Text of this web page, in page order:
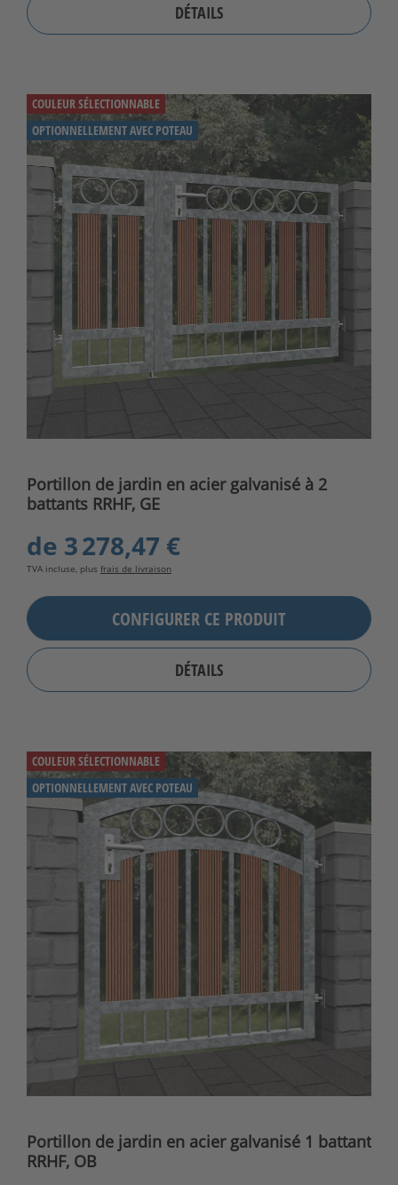
DÉTAILS
COULEUR SÉLECTIONNABLE
OPTIONNELLEMENT AVEC POTEAU
Portillon de jardin en acier galvanisé à 2
battants RRHF, GE
de 3 278,47 €
TVA incluse, plus frais de livraison
CONFIGURER CE PRODUIT
DÉTAILS
COULEUR SÉLECTIONNABLE
OPTIONNELLEMENT AVEC POTEAU
Portillon de jardin en acier galvanisé 1 battant
RRHF, OB